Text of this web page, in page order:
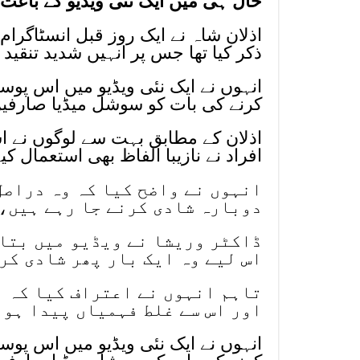
اذلان شاہ نے ایک روز قبل
ذکر کیا تھا جس پر انہیں شدید تنقید
انہوں نے ایک نئی ویڈیو میں اس
کرنے کی بات کو سوشل میڈیا
اذلان کے مطابق بہت سے لوگوں نے
افراد نے نازیبا الفاظ بھی استعمال
انہوں نے واضح کیا کہ وہ
دوبارہ شادی کرنے جا رہے
ڈاکٹر وریشا نے ویڈیو میں
اس لیے وہ ایک بار پھر شادی
تاہم انہوں نے اعتراف کیا کہ
اور اس سے غلط فہمیاں پیدا
انہوں نے ایک نئی ویڈیو میں اس